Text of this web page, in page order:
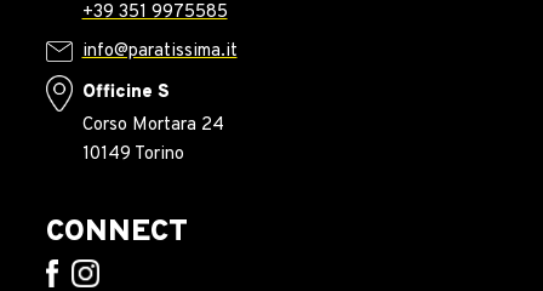
+39 351 9975585
info@paratissima.it
Officine S
Corso Mortara 24
10149 Torino
CONNECT